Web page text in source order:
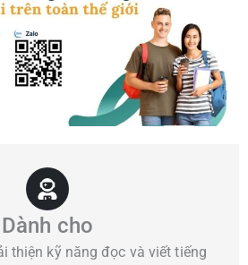
Dành cho
thiện kỹ năng đọc và viết tiếng